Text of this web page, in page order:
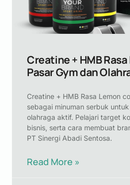
Creatine + HMB
Pasar Gym dan
Creatine + HMB Rasa Lemon
sebagai minuman serbuk
olahraga aktif. Pelajari target
bisnis, serta cara membuat
PT Sinergi Abadi Sentosa.
Read More »